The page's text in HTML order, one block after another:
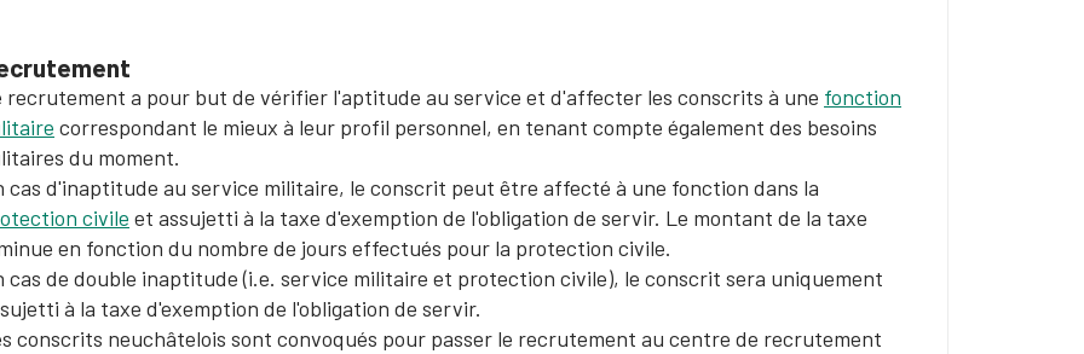
recrutement a pour but de vérifier l'aptitude au service et d'affecter les conscrits à une fonction
correspondant le mieux à leur profil personnel, en tenant compte également des besoins
du moment.
cas d'inaptitude au service militaire, le conscrit peut être affecté à une fonction dans la
civile et assujetti à la taxe d'exemption de l'obligation de servir. Le montant de la taxe
en fonction du nombre de jours effectués pour la protection civile.
cas de double inaptitude (i.e. service militaire et protection civile), le conscrit sera uniquement
à la taxe d'exemption de l'obligation de servir.
conscrits neuchâtelois sont convoqués pour passer le recrutement au centre de recrutement